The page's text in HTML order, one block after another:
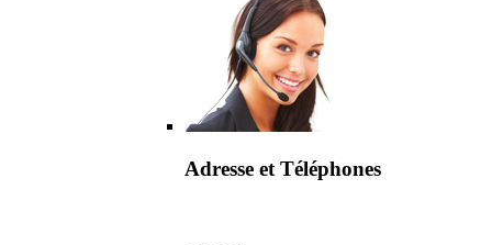
Adresse et Téléphones